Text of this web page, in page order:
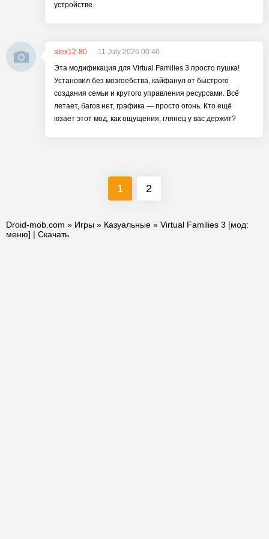
устройстве.
alex12-80
11 July 2026 00:40
Эта модификация для Virtual Families 3 просто пушка!
Установил без мозгоебства, кайфанул от быстрого
создания семьи и крутого управления ресурсами. Всё
летает, багов нет, графика — просто огонь. Кто ещё
юзает этот мод, как ощущения, глянец у вас держит?
1 2
Droid-mob.com » Игры » Казуальные » Virtual Families 3 [мод:
меню] | Скачать